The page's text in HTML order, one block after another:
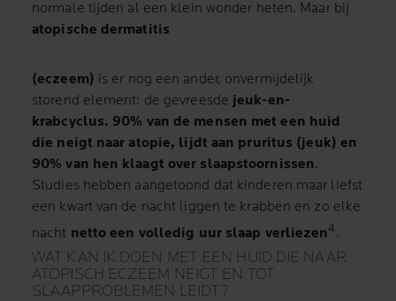
normale tijden al een klein wonder heten. Maar bij
atopische dermatitis
(eczeem) is er nog een ander, onvermijdelijk
storend element: de gevreesde jeuk-en-
krabcyclus. 90% van de mensen met een huid
die neigt naar atopie, lijdt aan pruritus (jeuk) en
90% van hen klaagt over slaapstoornissen.
Studies hebben aangetoond dat kinderen maar liefst
een kwart van de nacht liggen te krabben en zo elke
nacht netto een volledig uur slaap verliezen4.
WAT KAN IK DOEN MET EEN HUID DIE NAAR
ATOPISCH ECZEEM NEIGT EN TOT
SLAAPPROBLEMEN LEIDT?